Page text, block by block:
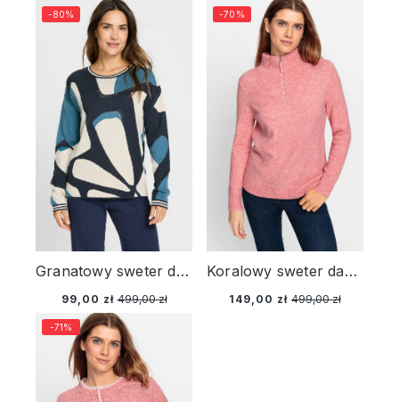
Granatowy sweter damski Cora we wzory – Neo Comfort
99,00 zł 499,00 zł
-80%
Koralowy sweter damski Henny z rozpinaną stójką - Cozy Idylls
149,00 zł 499,00 zł
-70%
-71%